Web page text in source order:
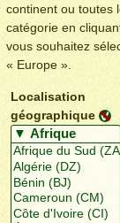
continent ou toutes
catégorie en
vous souhaitez
« Europe ».
Localisation
géographique